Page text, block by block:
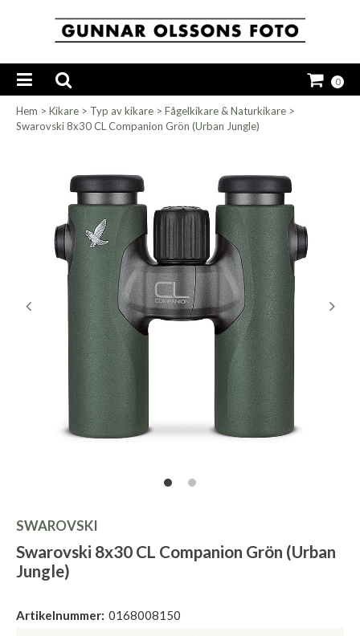
0
Hem > Kikare > Typ av kikare > Fågelkikare & Naturkikare >
Swarovski 8x30 CL Companion Grön (Urban Jungle)
SWAROVSKI
Swarovski 8x30 CL Companion Grön (Urban
Jungle)
Artikelnummer: 0168008150